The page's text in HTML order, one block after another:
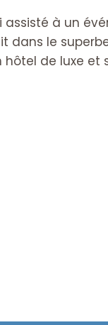
assisté à un
dans le
de luxe et